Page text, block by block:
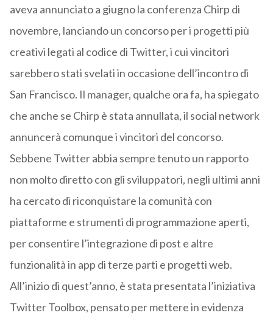
aveva annunciato a giugno la conferenza Chirp di
novembre, lanciando un concorso per i progetti più
creativi legati al codice di Twitter, i cui vincitori
sarebbero stati svelati in occasione dell’incontro di
San Francisco. Il manager, qualche ora fa, ha spiegato
che anche se Chirp è stata annullata, il social network
annuncerà comunque i vincitori del concorso.
Sebbene Twitter abbia sempre tenuto un rapporto
non molto diretto con gli sviluppatori, negli ultimi anni
ha cercato di riconquistare la comunità con
piattaforme e strumenti di programmazione aperti,
per consentire l’integrazione di post e altre
funzionalità in app di terze parti e progetti web.
All’inizio di quest’anno, è stata presentata l’iniziativa
Twitter Toolbox, pensato per mettere in evidenza